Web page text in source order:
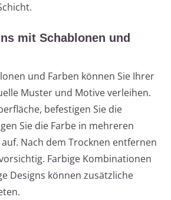
mit Schablonen und
und Farben können Sie Ihrer
Muster und Motive verleihen.
befestigen Sie die
Sie die Farbe in mehreren
Nach dem Trocknen entfernen
Farbige Kombinationen
Designs können zusätzliche